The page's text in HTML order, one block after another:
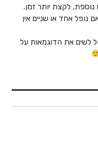
לקצת יותר זמן.
נופל אחד או שניים אין
לשים את הדוגמאות על